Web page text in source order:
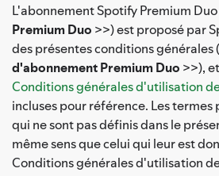
L'abonnement Spotify Premium
Premium Duo >>) est proposé par
des présentes conditions générales
d'abonnement Premium Duo >>),
Conditions générales d'utilisation
incluses pour référence. Les
qui ne sont pas définis dans le
même sens que celui qui leur est
Conditions générales d'utilisation